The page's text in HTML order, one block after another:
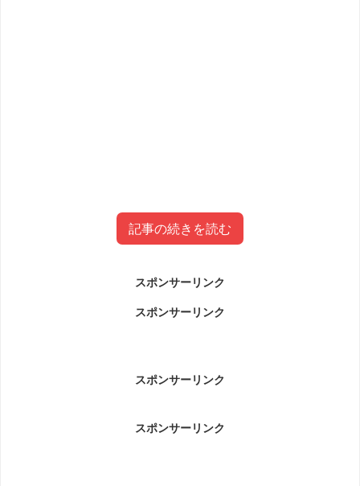
記事の続きを読む
を盗んだとして32歳の男が警視庁に逮捕されまし
スポンサーリンク
スポンサーリンク
スポンサーリンク
スポンサーリンク